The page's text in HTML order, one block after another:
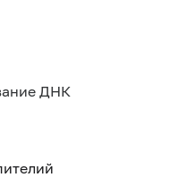
ДНК